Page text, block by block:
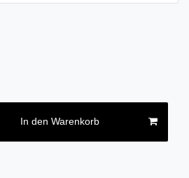
In den Warenkorb